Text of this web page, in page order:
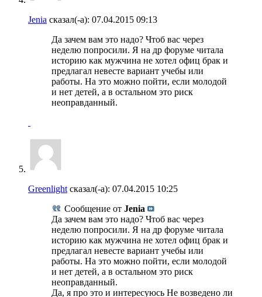
Jenia сказал(-а): 07.04.2015 09:13
Да зачем вам это надо? Чтоб вас через
неделю попросили. Я на др форуме читала
историю как мужчина не хотел офиц брак и
предлагал невесте вариант учебы или
работы. На это можно пойти, если молодой
и нет детей, а в остальном это риск
неоправданный.
Greenlight сказал(-а): 07.04.2015 10:25
Сообщение от Jenia
Да зачем вам это надо? Чтоб вас через
неделю попросили. Я на др форуме читала
историю как мужчина не хотел офиц брак и
предлагал невесте вариант учебы или
работы. На это можно пойти, если молодой
и нет детей, а в остальном это риск
неоправданный.
Да, я про это и интересуюсь Не возведено ли